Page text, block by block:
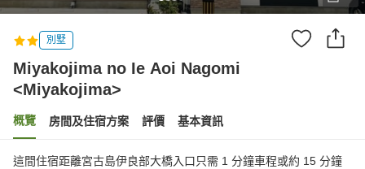
別墅
Miyakojima no Ie Aoi Nagomi
<Miyakojima>
概覽 房間及住宿方案 評價 基本資訊
這間住宿距離宮古島伊良部大橋入口只需 1 分鐘車程或約 15 分鐘